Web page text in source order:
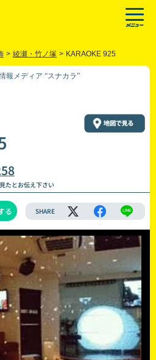
> 綾瀬・竹ノ塚 > KARAOKE 925
報メディア “スナカラ”
たとお伝え下さい
る SHARE